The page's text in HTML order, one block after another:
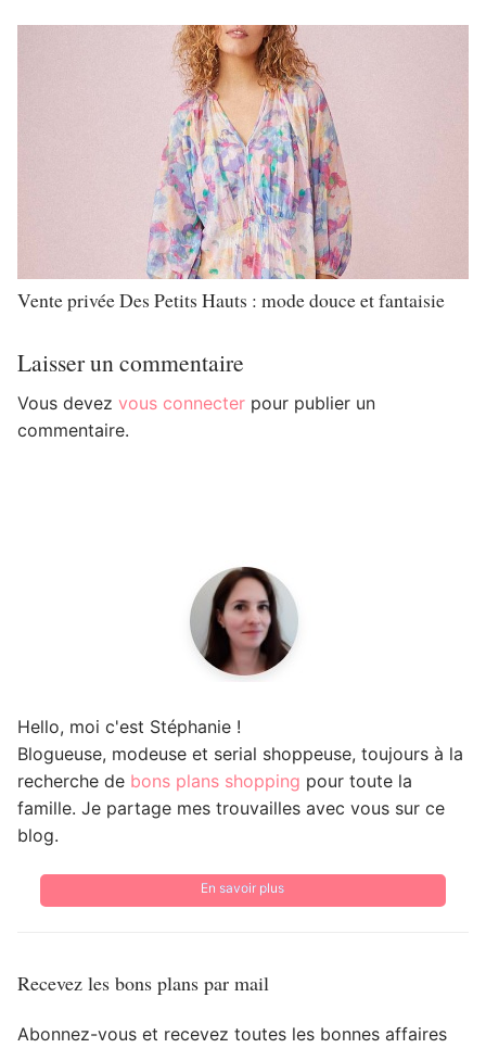
Vente privée Des Petits Hauts : mode douce et fantaisie
Laisser un commentaire
Vous devez vous connecter pour publier un
commentaire.
Hello, moi c'est Stéphanie !
Blogueuse, modeuse et serial shoppeuse, toujours à la
recherche de bons plans shopping pour toute la
famille. Je partage mes trouvailles avec vous sur ce
blog.
En savoir plus
Recevez les bons plans par mail
Abonnez-vous et recevez toutes les bonnes affaires